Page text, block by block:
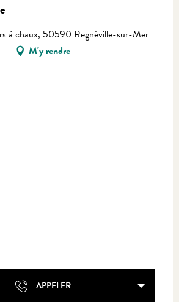
à chaux, 50590 Regnéville-sur-Mer
M'y rendre
APPELER